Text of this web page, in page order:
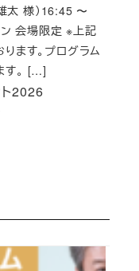
ト2026
太 様）16:45 〜
ン 会場限定 ※上記
ます。プログラム
す。 […]